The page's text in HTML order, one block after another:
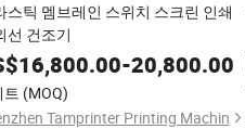
스틱 멤브레인 스위치 스크린 인쇄
선 건조기
16,800.00-20,800.00
트 (MOQ)
Tamprinter Printing Machin